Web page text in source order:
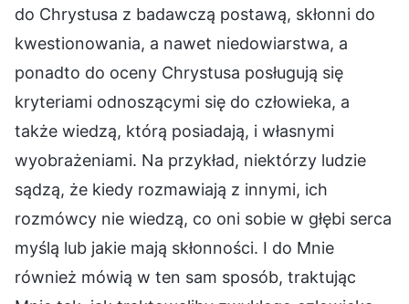
do Chrystusa z badawczą postawą, skłonni do
kwestionowania, a nawet niedowiarstwa, a
ponadto do oceny Chrystusa posługują się
kryteriami odnoszącymi się do człowieka, a
także wiedzą, którą posiadają, i własnymi
wyobrażeniami. Na przykład, niektórzy ludzie
sądzą, że kiedy rozmawiają z innymi, ich
rozmówcy nie wiedzą, co oni sobie w głębi serca
myślą lub jakie mają skłonności. I do Mnie
również mówią w ten sam sposób, traktując